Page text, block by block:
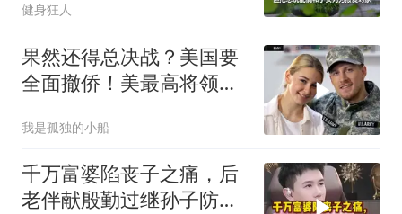
健身狂人
果然还得总决战？美国要
全面撤侨！美最高将领：
我是孤独的小船
千万富婆陷丧子之痛，后
老伴献殷勤过继孙子防绝